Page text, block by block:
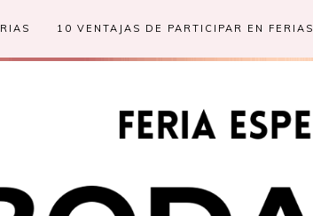
10 VENTAJAS DE PARTICIPAR EN FERIAS